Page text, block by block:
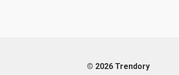
© 2026 Trendory